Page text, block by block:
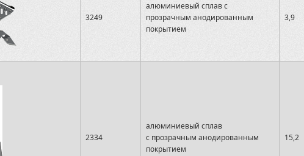
3249
алюминиевый сплав с
прозрачным анодированным
покрытием
3,9
2334
алюминиевый сплав
с прозрачным анодированным
покрытием
15,2